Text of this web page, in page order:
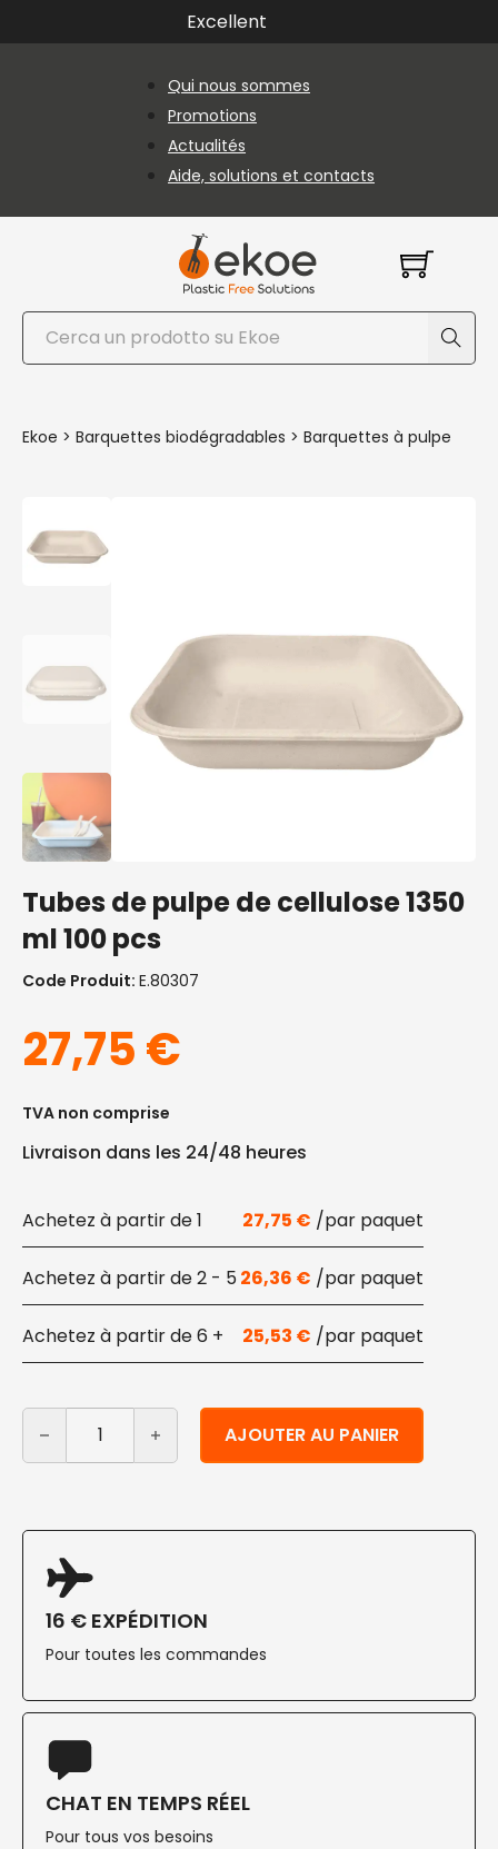
Passer au contenu principal
Passer au pied de page
Excellent
Qui nous sommes
Promotions
Actualités
Aide, solutions et contacts
Rechercher
Ekoe > Barquettes biodégradables > Barquettes à pulpe
Tubes de pulpe de cellulose 1350
ml 100 pcs
Code Produit: E.80307
27,75€
TVA non comprise
Livraison dans les 24/48 heures
1 27,75 €
2 - 5 26,36 €
6 + 25,53 €
quantité de Tubes de pulpe de cellulose 1350 ml 100
AJOUTER AU PANIER
Alternative:
16 € EXPÉDITION
Pour toutes les commandes
CHAT EN TEMPS RÉEL
Pour tous vos besoins